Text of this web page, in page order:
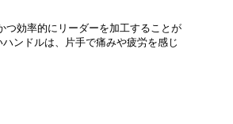
つ効率的にリーダーを加工することが
ンドルは、片手で痛みや疲労を感じ